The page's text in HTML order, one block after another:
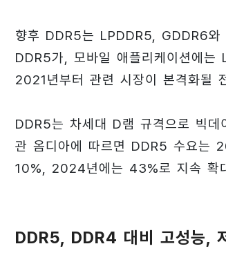
향후 DDR5는 LPDDR5, GDDR6와
DDR5가, 모바일 애플리케이션에는
2021년부터 관련 시장이 본격화될
DDR5는 차세대 D램 규격으로 빅데
관 옴디아에 따르면 DDR5 수요는
10%, 2024년에는 43%로 지속 확
DDR5, DDR4 대비 고성능,